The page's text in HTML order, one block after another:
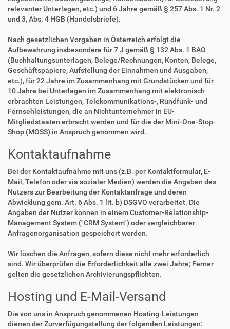
relevanter Unterlagen, etc.) und 6 Jahre gemäß § 257 Abs. 1 Nr. 2
und 3, Abs. 4 HGB (Handelsbriefe).
Nach gesetzlichen Vorgaben in Österreich erfolgt die
Aufbewahrung insbesondere für 7 J gemäß § 132 Abs. 1 BAO
(Buchhaltungsunterlagen, Belege/Rechnungen, Konten, Belege,
Geschäftspapiere, Aufstellung der Einnahmen und Ausgaben,
etc.), für 22 Jahre im Zusammenhang mit Grundstücken und für
10 Jahre bei Unterlagen im Zusammenhang mit elektronisch
erbrachten Leistungen, Telekommunikations-, Rundfunk- und
Fernsehleistungen, die an Nichtunternehmer in EU-
Mitgliedstaaten erbracht werden und für die der Mini-One-Stop-
Shop (MOSS) in Anspruch genommen wird.
Kontaktaufnahme
Bei der Kontaktaufnahme mit uns (z.B. per Kontaktformular, E-
Mail, Telefon oder via sozialer Medien) werden die Angaben des
Nutzers zur Bearbeitung der Kontaktanfrage und deren
Abwicklung gem. Art. 6 Abs. 1 lit. b) DSGVO verarbeitet. Die
Angaben der Nutzer können in einem Customer-Relationship-
Management System ("CRM System") oder vergleichbarer
Anfragenorganisation gespeichert werden.
Wir löschen die Anfragen, sofern diese nicht mehr erforderlich
sind. Wir überprüfen die Erforderlichkeit alle zwei Jahre; Ferner
gelten die gesetzlichen Archivierungspflichten.
Hosting und E-Mail-Versand
Die von uns in Anspruch genommenen Hosting-Leistungen
dienen der Zurverfügungstellung der folgenden Leistungen: